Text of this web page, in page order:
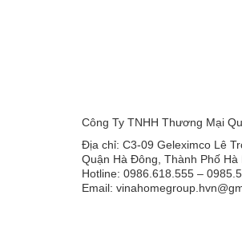
Công Ty TNHH Thương Mại
Địa chỉ: C3-09 Geleximco Lê
Quận Hà Đông, Thành Phố Hà
Hotline: 0986.618.555 –
Email: